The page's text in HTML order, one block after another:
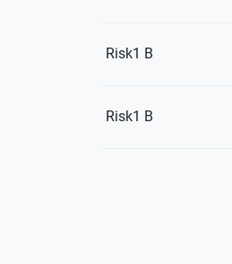
Risk1 B
Risk1 B